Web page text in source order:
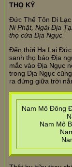
THỌ KÝ
Đức Thế Tôn Di
Ni Phật, Ngài Địa
thọ cửa Địa Ngục.
Đến thời Hạ Lai Đức
sanh thọ báo Địa
mắc vào Địa Ngục
trong Địa Ngục
ra đứng giữa trời
Nam Mô Đông
Nam Mô